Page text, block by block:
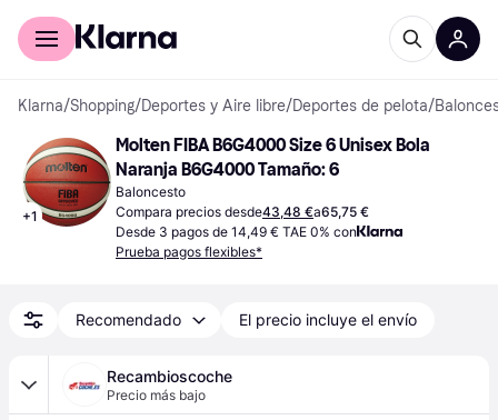
Comprar con Klarna
Klarna/Shopping/Deportes y Aire libre/Deportes de pelota/
+1
Molten FIBA B6G4000 Size 6 Unisex Bola
Naranja B6G4000 Tamaño: 6
Baloncesto
Compara precios desde43,48 €a65,75 €
Desde 3 pagos de 14,49 € TAE 0% con
Prueba pagos flexibles*
Recomendado El precio incluye el envío
Recambioscoche
Precio más bajo